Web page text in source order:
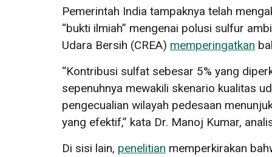
Pemerintah India tampaknya telah
“bukti ilmiah” mengenai polusi sulfur
Udara Bersih (CREA) memperingatkan
“Kontribusi sulfat sebesar 5% yang
sepenuhnya mewakili skenario kualitas
pengecualian wilayah pedesaan
yang efektif,” kata Dr. Manoj Kumar,
Di sisi lain, penelitian memperkirakan